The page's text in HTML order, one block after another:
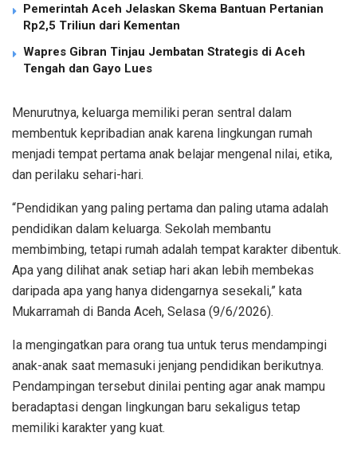
Pemerintah Aceh Jelaskan Skema Bantuan Pertanian
Rp2,5 Triliun dari Kementan
Wapres Gibran Tinjau Jembatan Strategis di Aceh
Tengah dan Gayo Lues
Menurutnya, keluarga memiliki peran sentral dalam
membentuk kepribadian anak karena lingkungan rumah
menjadi tempat pertama anak belajar mengenal nilai, etika,
dan perilaku sehari-hari.
“Pendidikan yang paling pertama dan paling utama adalah
pendidikan dalam keluarga. Sekolah membantu
membimbing, tetapi rumah adalah tempat karakter dibentuk.
Apa yang dilihat anak setiap hari akan lebih membekas
daripada apa yang hanya didengarnya sesekali,” kata
Mukarramah di Banda Aceh, Selasa (9/6/2026).
Ia mengingatkan para orang tua untuk terus mendampingi
anak-anak saat memasuki jenjang pendidikan berikutnya.
Pendampingan tersebut dinilai penting agar anak mampu
beradaptasi dengan lingkungan baru sekaligus tetap
memiliki karakter yang kuat.